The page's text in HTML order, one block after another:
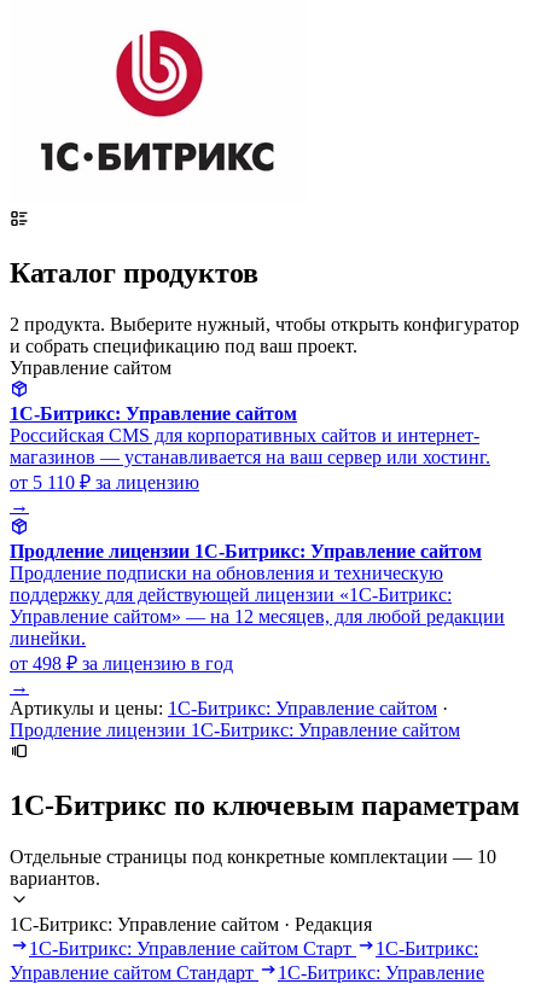
Каталог продуктов
2 продукта. Выберите нужный, чтобы открыть конфигуратор
и собрать спецификацию под ваш проект.
Управление сайтом
1С-Битрикс: Управление сайтом
Российская CMS для корпоративных сайтов и интернет-
магазинов — устанавливается на ваш сервер или хостинг.
от 5 110 ₽ за лицензию
→
Продление лицензии 1С-Битрикс: Управление сайтом
Продление подписки на обновления и техническую
поддержку для действующей лицензии «1С-Битрикс:
Управление сайтом» — на 12 месяцев, для любой редакции
линейки.
от 498 ₽ за лицензию в год
→
Артикулы и цены: 1С-Битрикс: Управление сайтом ·
Продление лицензии 1С-Битрикс: Управление сайтом
1С-Битрикс по ключевым параметрам
Отдельные страницы под конкретные комплектации — 10
вариантов.
1С-Битрикс: Управление сайтом · Редакция
1С-Битрикс: Управление сайтом Старт
1С-Битрикс:
Управление сайтом Стандарт
1С-Битрикс: Управление